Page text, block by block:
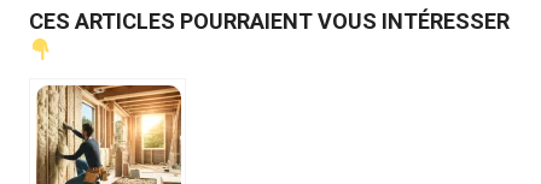
CES ARTICLES POURRAIENT VOUS INTÉRESSER